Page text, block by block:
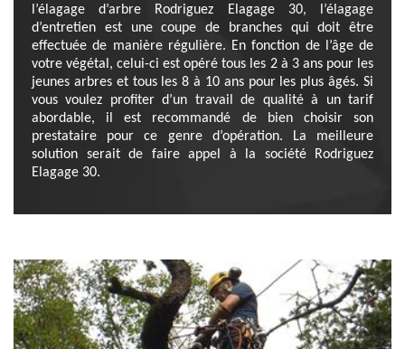
l’élagage d’arbre Rodriguez Elagage 30, l’élagage
d’entretien est une coupe de branches qui doit être
effectuée de manière régulière. En fonction de l’âge de
votre végétal, celui-ci est opéré tous les 2 à 3 ans pour les
jeunes arbres et tous les 8 à 10 ans pour les plus âgés. Si
vous voulez profiter d’un travail de qualité à un tarif
abordable, il est recommandé de bien choisir son
prestataire pour ce genre d’opération. La meilleure
solution serait de faire appel à la société Rodriguez
Elagage 30.